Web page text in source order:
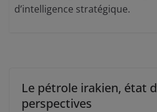
d’intelligence stratégique.
Le pétrole irakien, état
perspectives